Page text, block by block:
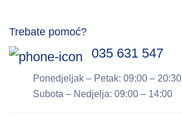
Trebate pomoć?
035 631 547
Ponedjeljak – Petak: 09:00 – 20:30
Subota – Nedjelja: 09:00 – 14:00